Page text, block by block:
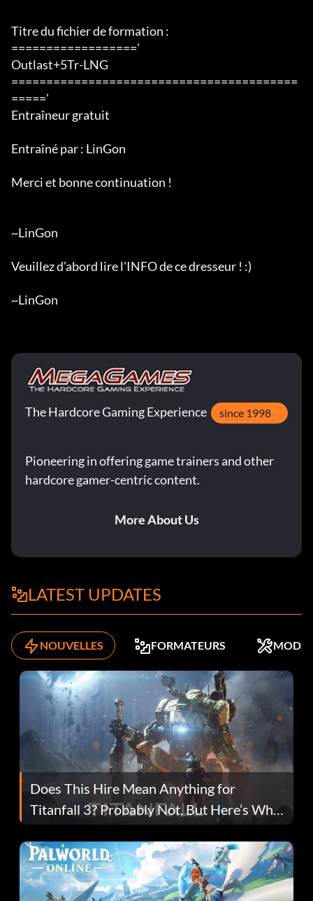
Titre du fichier de formation :
=================='
Outlast+5Tr-LNG
=========================================
====='
Entraîneur gratuit
Entraîné par : LinGon
Merci et bonne continuation !
~LinGon
Veuillez d'abord lire l'INFO de ce dresseur ! :)
~LinGon
The Hardcore Gaming Experience since 1998
Pioneering in offering game trainers and other
hardcore gamer-centric content.
More About Us
LATEST UPDATES
NOUVELLES FORMATEURS MODS
Does This Hire Mean Anything for
Titanfall 3? Probably Not, But Here’s Why
Fans Are Hopeful